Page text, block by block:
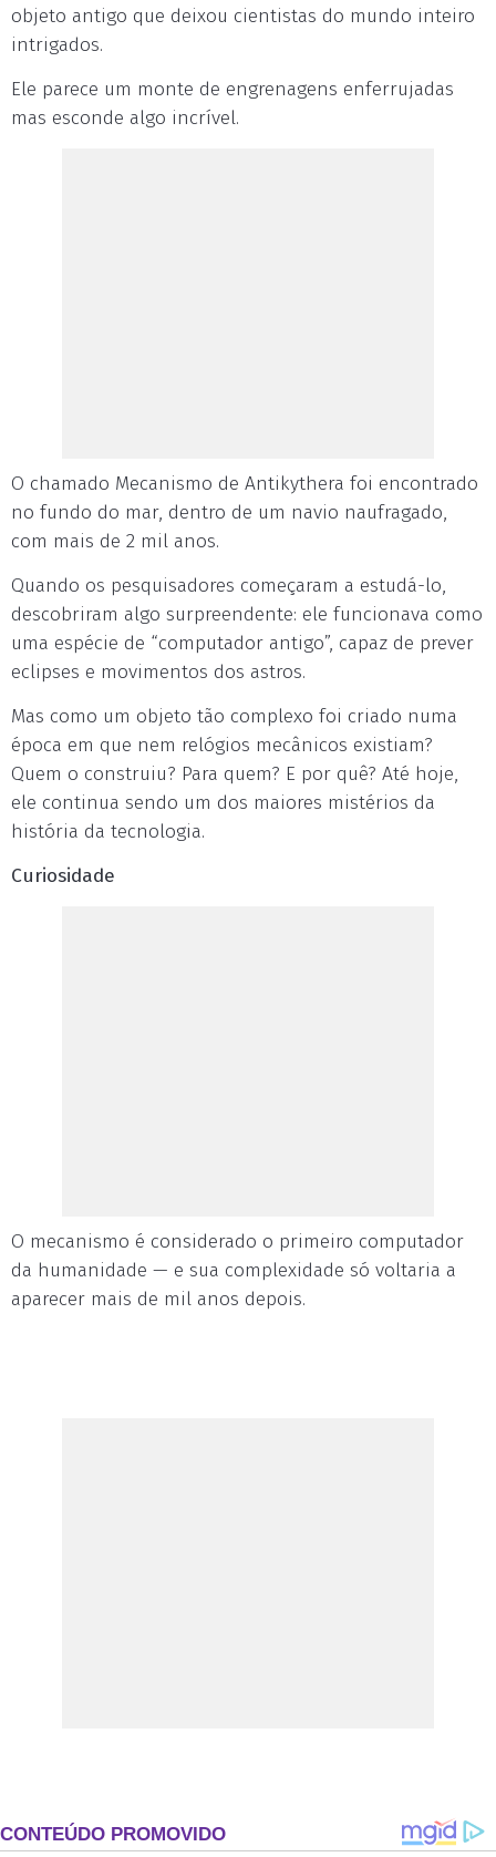
objeto antigo que deixou cientistas do mundo inteiro
intrigados.
Ele parece um monte de engrenagens enferrujadas
mas esconde algo incrível.
O chamado Mecanismo de Antikythera foi encontrado
no fundo do mar, dentro de um navio naufragado,
com mais de 2 mil anos.
Quando os pesquisadores começaram a estudá-lo,
descobriram algo surpreendente: ele funcionava como
uma espécie de “computador antigo”, capaz de prever
eclipses e movimentos dos astros.
Mas como um objeto tão complexo foi criado numa
época em que nem relógios mecânicos existiam?
Quem o construiu? Para quem? E por quê? Até hoje,
ele continua sendo um dos maiores mistérios da
história da tecnologia.
Curiosidade
O mecanismo é considerado o primeiro computador
da humanidade — e sua complexidade só voltaria a
aparecer mais de mil anos depois.